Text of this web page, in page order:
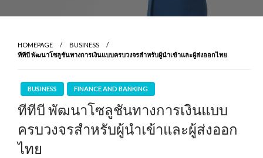
HOMEPAGE
BUSINESS
ทีทีบี พัฒนาโซลูชันทางการเงินแบบครบวงจรสำหรับผู้นำเข้าและผู้ส่งออกไทย
BUSINESS FINANCE AND BANKING
ทีทีบี พัฒนาโซลูชันทางการเงินแบบ
ครบวงจรสำหรับผู้นำเข้าและผู้ส่งออก
ไทย